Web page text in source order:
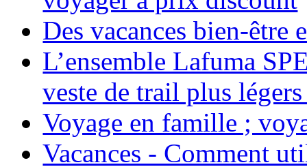
Des vacances bien-être
L’ensemble Lafuma
veste de trail plus
Voyage en famille ;
Vacances - Comment